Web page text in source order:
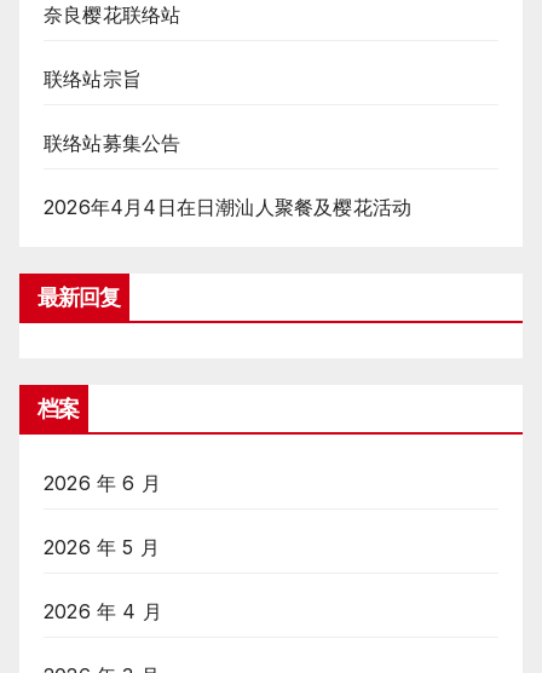
奈良樱花联络站
联络站宗旨
联络站募集公告
2026年4月4日在日潮汕人聚餐及樱花活动
最新回复
档案
2026 年 6 月
2026 年 5 月
2026 年 4 月